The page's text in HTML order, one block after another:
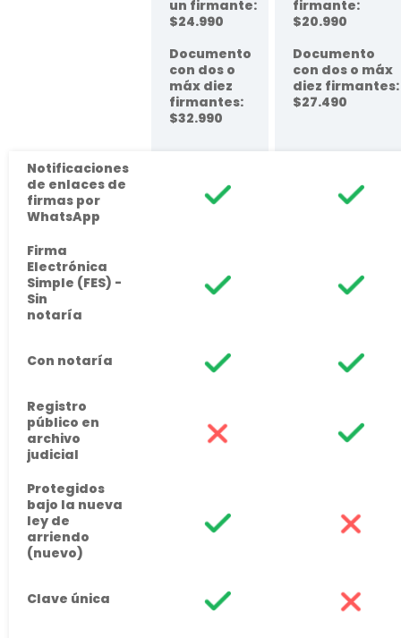
un firmante:
$24.990
Documento
con dos o
máx diez
firmantes:
$32.990
firmante:
$20.990
Documento
con dos o máx
diez firmantes:
$27.490
Notificaciones
de enlaces de
firmas por
WhatsApp
Firma
Electrónica
Simple (FES) -
Sin
notaría
Con notaría
Registro
público en
archivo
judicial
Protegidos
bajo la nueva
ley de
arriendo
(nuevo)
Clave única